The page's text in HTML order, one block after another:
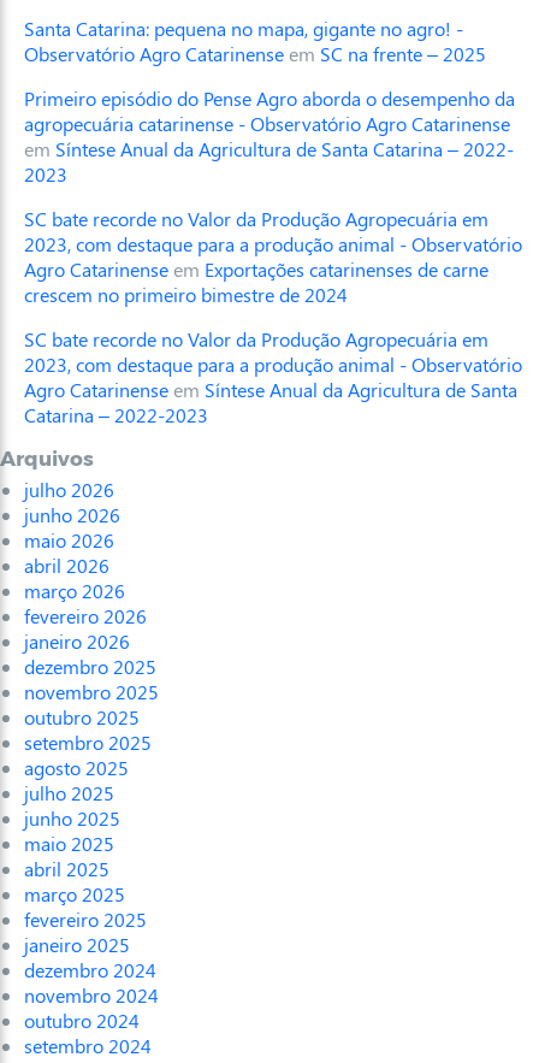
Santa Catarina: pequena no mapa, gigante no agro! -
Observatório Agro Catarinenseem SC na frente – 2025
Primeiro episódio do Pense Agro aborda o desempenho da
agropecuária catarinense - Observatório Agro Catarinense
em Síntese Anual da Agricultura de Santa Catarina – 2022-
2023
SC bate recorde no Valor da Produção Agropecuária em
2023, com destaque para a produção animal - Observatório
Agro Catarinenseem Exportações catarinenses de carne
crescem no primeiro bimestre de 2024
SC bate recorde no Valor da Produção Agropecuária em
2023, com destaque para a produção animal - Observatório
Agro Catarinenseem Síntese Anual da Agricultura de Santa
Catarina – 2022-2023
Arquivos
julho 2026
junho 2026
maio 2026
abril 2026
março 2026
fevereiro 2026
janeiro 2026
dezembro 2025
novembro 2025
outubro 2025
setembro 2025
agosto 2025
julho 2025
junho 2025
maio 2025
abril 2025
março 2025
fevereiro 2025
janeiro 2025
dezembro 2024
novembro 2024
outubro 2024
setembro 2024